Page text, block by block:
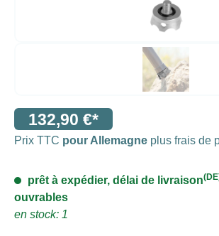
132,90 €*
Prix TTC pour Allemagne plus frais de
prêt à expédier, délai de livraison
ouvrables
en stock: 1